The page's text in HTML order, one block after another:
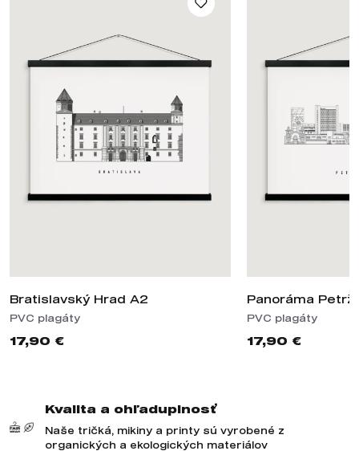
Bratislavský Hrad A2
PVC plagáty
17,90 €
Panoráma
PVC plagáty
17,90 €
Kvalita a ohľaduplnosť
Naše tričká, mikiny a printy sú vyrobené z
organických a ekologických materiálov